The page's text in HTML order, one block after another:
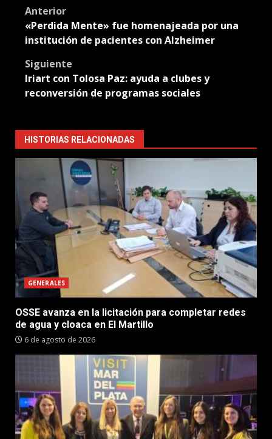
Post
navigation
Anterior
«Perdida Mente» fue homenajeada por una
institución de pacientes con Alzheimer
Siguiente
Iriart con Tolosa Paz: ayuda a clubes y
reconversión de programas sociales
HISTORIAS RELACIONADAS
GENERALES
OSSE avanza en la licitación para completar redes
de agua y cloaca en El Martillo
6 de agosto de 2026